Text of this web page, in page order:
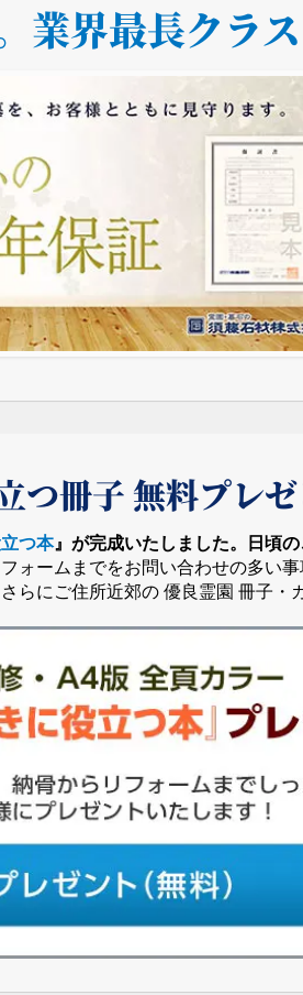
業界最長クラス
つ冊子 無料プレ
つ本』が完成いたしました。日頃
ォームまでをお問い合わせの多い
さらにご住所近郊の 優良霊園 冊子・